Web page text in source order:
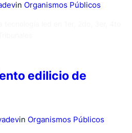
in Organismos Públicos
edilicio de
in Organismos Públicos